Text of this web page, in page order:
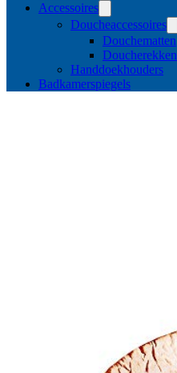
Accessoires
Doucheaccessoires
Douchematten
Doucherekken
Handdoekhouders
Badkamerspiegels